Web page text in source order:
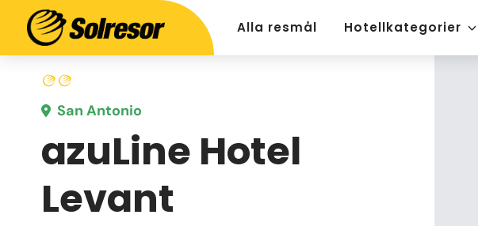
Alla resmål Hotellkategorier
San Antonio
azuLine Hotel
Levant